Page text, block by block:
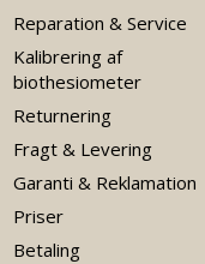
Reparation & Service
Kalibrering af
biothesiometer
Returnering
Fragt & Levering
Garanti & Reklamation
Priser
Betaling